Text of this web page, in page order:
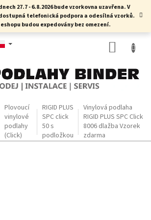
27.7 - 6.8.2026 bude vzorkovna uzavřena. V
telefonická podpora a odesílná vzorků.
budou expedovány bez omezení.
Plovoucí
vinylové
podlahy
(Click)
RIGID PLUS
SPC click
50 s
podložkou
Vinylová podlaha
RIGID PLUS SPC Click
8006 dlažbaVzorek
zdarma